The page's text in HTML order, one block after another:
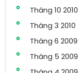
Tháng 10 2010
Tháng 3 2010
Tháng 6 2009
Tháng 5 2009